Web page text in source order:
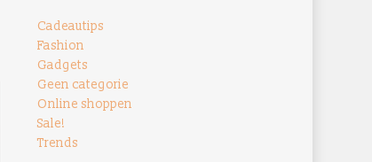
Cadeautips
Fashion
Gadgets
Geen categorie
Online shoppen
Sale!
Trends